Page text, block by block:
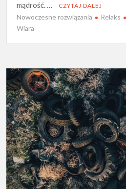
mądrość. …
CZYTAJ DALEJ
Nowoczesne rozwiązania Relaks
Wiara